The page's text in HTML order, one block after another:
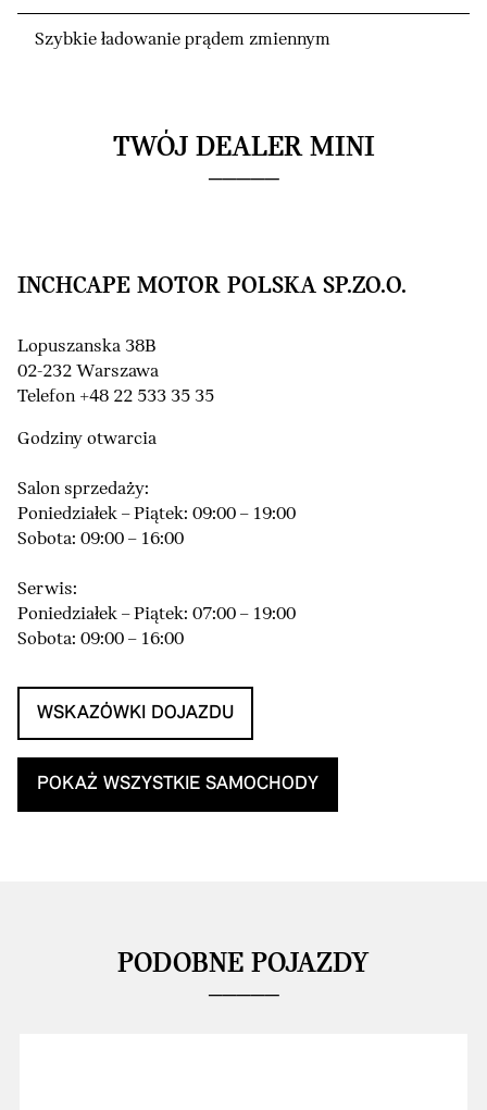
Szybkie ładowanie prądem zmiennym
TWÓJ DEALER MINI
INCHCAPE MOTOR POLSKA SP.ZO.O.
Lopuszanska 38B
02-232 Warszawa
Telefon +48 22 533 35 35
Godziny otwarcia
Salon sprzedaży:
Poniedziałek – Piątek: 09:00 – 19:00
Sobota: 09:00 – 16:00
Serwis:
Poniedziałek – Piątek: 07:00 – 19:00
Sobota: 09:00 – 16:00
WSKAZÓWKI DOJAZDU
POKAŻ WSZYSTKIE SAMOCHODY
PODOBNE POJAZDY